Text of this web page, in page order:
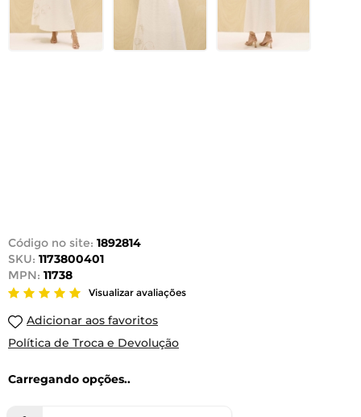
Código no site: 1892814
SKU: 1173800401
MPN: 11738
Visualizar avaliações
Adicionar aos favoritos
Política de Troca e Devolução
Carregando opções..